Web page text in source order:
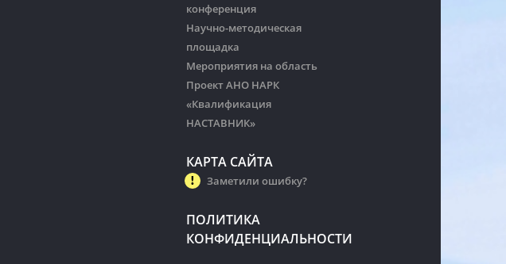
конференция
Научно-методическая
площадка
Мероприятия на область
Проект АНО НАРК
«Квалификация
НАСТАВНИК»
КАРТА САЙТА
Заметили ошибку?
ПОЛИТИКА
КОНФИДЕНЦИАЛЬНОСТИ